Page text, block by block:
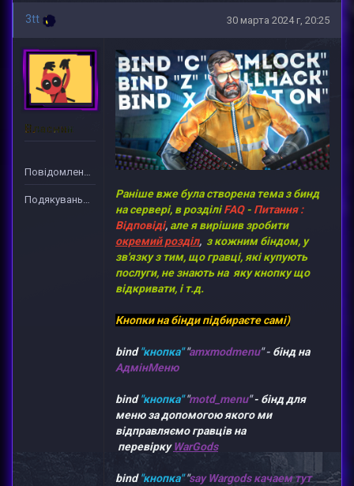
3tt 30 марта 2024 г, 20:25
Власник
Раніше вже була створена тема з бинд
на сервері, в розділі FAQ- Питання :
Відповіді, але я вирішив зробити
окремий розділ, з кожним біндом, у
зв'язку з тим, що гравці, які купують
послуги, не знають на яку кнопку що
відкривати, і т.д.
Кнопки на бінди підбираєте самі)
bind"кнопка""amxmodmenu" - бінд на
АдмінМеню
bind "кнопка""motd_menu"- бінд для
меню за допомогою якого ми
відправляємо гравців на
перевірку WarGods
bind "кнопка""say Wargods качаем тут